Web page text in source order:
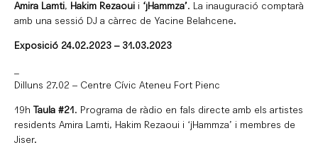
Amira Lamti, Hakim Rezaoui i ‘jHammza’. La inauguració comptarà
amb una sessió DJ a càrrec de Yacine Belahcene.
Exposició 24.02.2023 – 31.03.2023
Dilluns 27.02 – Centre Cívic Ateneu Fort Pienc
19h Taula #21. Programa de ràdio en fals directe amb els artistes
residents Amira Lamti, Hakim Rezaoui i ‘jHammza’ i membres de
Jiser.